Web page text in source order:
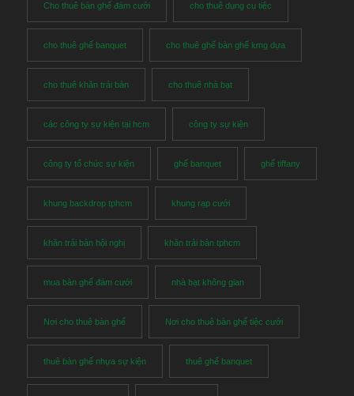
Cho thuê bàn ghế đám cưới cho thuê dụng cụ tiệc
cho thuê ghế banquet cho thuê ghế bàn ghế lưng dựa
cho thuê khăn trải bàn cho thuê nhà bạt
các công ty sự kiện tại hcm công ty sự kiện
công ty tổ chức sự kiện ghế banquet ghế tiffany
khung backdrop tphcm khung rạp cưới
khăn trải bàn hội nghị khăn trải bàn tphcm
mua bàn ghế đám cưới nhà bạt không gian
Nơi cho thuê bàn ghế Nơi cho thuê bàn ghế tiệc cưới
thuê bàn ghế nhựa sự kiện thuê ghế banquet